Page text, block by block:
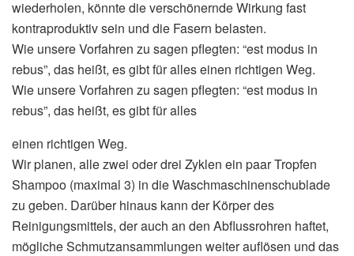
wiederholen, könnte die verschönernde Wirkung fast
kontraproduktiv sein und die Fasern belasten.
Wie unsere Vorfahren zu sagen pflegten: “est modus in
rebus”, das heißt, es gibt für alles einen richtigen Weg.
Wie unsere Vorfahren zu sagen pflegten: “est modus in
rebus”, das heißt, es gibt für alles
einen richtigen Weg.
Wir planen, alle zwei oder drei Zyklen ein paar Tropfen
Shampoo (maximal 3) in die Waschmaschinenschublade
zu geben. Darüber hinaus kann der Körper des
Reinigungsmittels, der auch an den Abflussrohren haftet,
mögliche Schmutzansammlungen weiter auflösen und das